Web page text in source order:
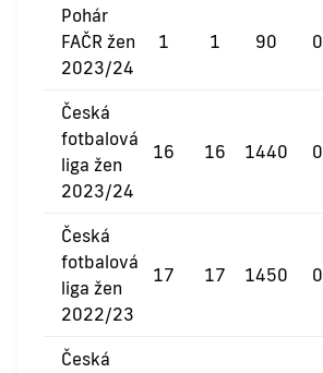
Pohár
FAČR žen
2023/24
1 1 90 0
Česká
fotbalová
liga žen
2023/24
16 16 1440 0
Česká
fotbalová
liga žen
2022/23
17 17 1450 0
Česká